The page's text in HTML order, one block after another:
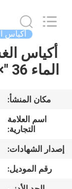
المنزل
حولنا
جولة
المصنع
Macromolecule
Materials
Reserved.
أكياس
أكياس
الماء 36 "× 39" (1 مل، 100 كيس)
مكان المنشأ:
اسم العلامة
التجارية:
إصدار الشهادات:
رقم الموديل: